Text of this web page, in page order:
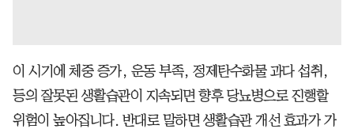
이 시기에 체중 증가, 운동 부족, 정제탄수화물 과다 섭취,
등의 잘못된 생활습관이 지속되면 향후 당뇨병으로 진행할
위험이 높아집니다. 반대로 말하면 생활습관 개선 효과가 가